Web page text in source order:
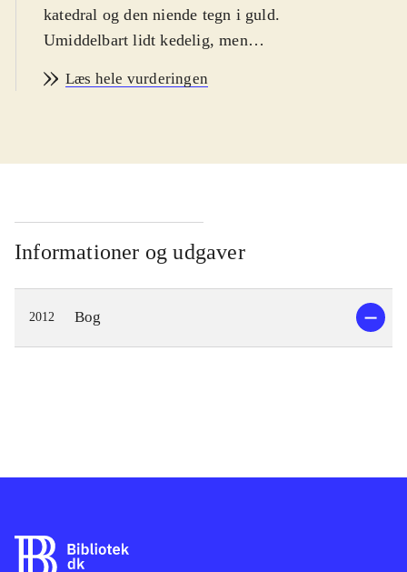
katedral og den niende tegn i guld.
Umiddelbart lidt kedelig, men
bogen.
1400-tallet. Efter et brutalt overfald
overlevende sikre deres viden om den
imponerende byggekunst og laver i
det skjulte henvisninger til de 9 love.
I 1970'erne bliver Flavio præsenteret
for de gamle mestre og bliver
fascineret i sådan en grad, at han vil
politikommissæren Carini.
mafialignende metoder,
Læs hele vurderingen
Informationer og udgaver
2012 Bog